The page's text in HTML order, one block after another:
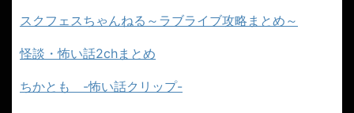
スクフェスちゃんねる～ラブライブ攻略まとめ～
怪談・怖い話2chまとめ
ちかとも -怖い話クリップ-